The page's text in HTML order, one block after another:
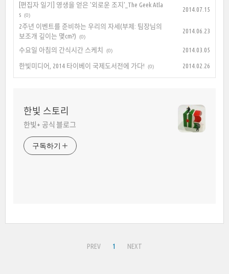
[편집자 일기] 영생을 얻은 '외로운 조지'_The Geek Atla
s (0)
2014.07.15
2주년 이벤트를 준비하는 우리의 자세(부제: 팀장님의
보조개 깊이는 몇cm?)
(0)
2014.06.23
수요일 아침의 간식시간 스케치 (0) 2014.03.05
한빛미디어, 2014 타이베이 국제도서전에 가다! (0) 2014.02.26
한빛 스토리
한빛+ 공식 블로그
구독하기
PREV 1 NEXT